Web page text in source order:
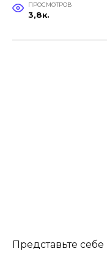
ПРОСМОТРОВ
3,8к.
Представьте